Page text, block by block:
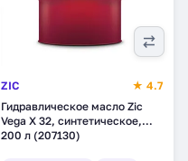
ZIC
★ 4.7
Гидравлическое масло Zic
Vega X 32, синтетическое,
200 л (207130)